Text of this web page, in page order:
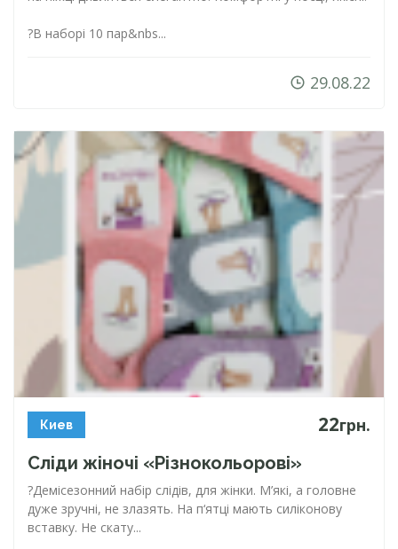
?В наборі 10 пар&nbs...
29.08.22
Киев 22грн.
Сліди жіночі «Різнокольорові»
?Демісезонний набір слідів, для жінки. М’які, а головне
дуже зручні, не злазять. На п‘ятці мають силіконову
вставку. Не скату...